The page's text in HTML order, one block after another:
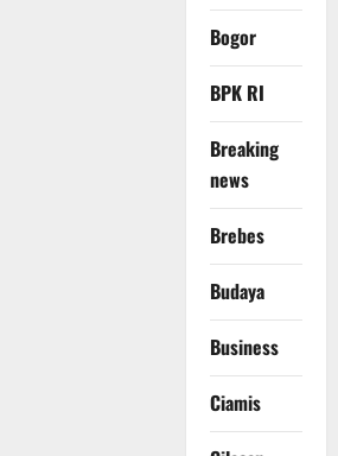
Bogor
BPK RI
Breaking
news
Brebes
Budaya
Business
Ciamis